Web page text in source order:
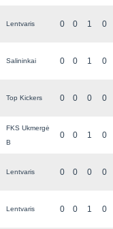
Lentvaris 0 0 1 0
Salininkai 0 0 1 0
Top Kickers 0 0 0 0
FKS Ukmergė
B
0 0 1 0
Lentvaris 0 0 0 0
Lentvaris 0 0 1 0